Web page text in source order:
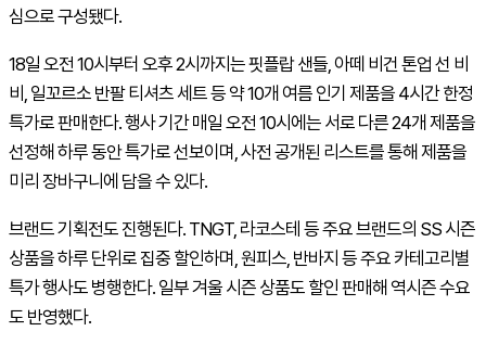
심으로 구성됐다.
18일 오전 10시부터 오후 2시까지는 핏플랍 샌들, 아떼 비건 톤업 선 비
비, 일꼬르소 반팔 티셔츠 세트 등 약 10개 여름 인기 제품을 4시간 한정
특가로 판매한다. 행사 기간 매일 오전 10시에는 서로 다른 24개 제품을
선정해 하루 동안 특가로 선보이며, 사전 공개된 리스트를 통해 제품을
미리 장바구니에 담을 수 있다.
브랜드 기획전도 진행된다. TNGT, 라코스테 등 주요 브랜드의 SS 시즌
상품을 하루 단위로 집중 할인하며, 원피스, 반바지 등 주요 카테고리별
특가 행사도 병행한다. 일부 겨울 시즌 상품도 할인 판매해 역시즌 수요
도 반영했다.